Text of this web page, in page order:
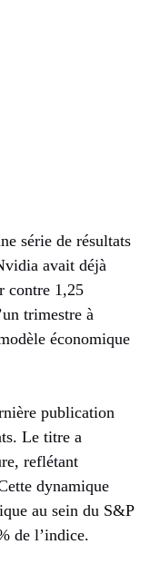
série de résultats
avait déjà
contre 1,25
trimestre à
économique
publication
Le titre a
reflétant
dynamique
au sein du S&P
de l’indice.